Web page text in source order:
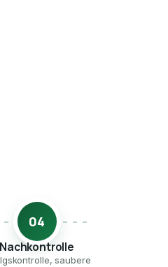
04
Nachkontrolle
saubere